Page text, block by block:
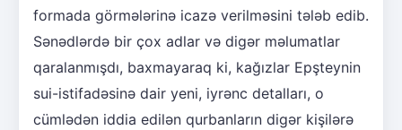
formada görmələrinə icazə verilməsini tələb edib.
Sənədlərdə bir çox adlar və digər məlumatlar
qaralanmışdı, baxmayaraq ki, kağızlar Epşteynin
sui-istifadəsinə dair yeni, iyrənc detalları, o
cümlədən iddia edilən qurbanların digər kişilərə